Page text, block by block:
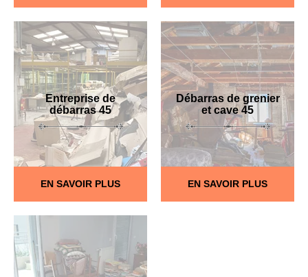
Entreprise de
débarras 45
EN SAVOIR PLUS
Débarras de grenier
et cave 45
EN SAVOIR PLUS